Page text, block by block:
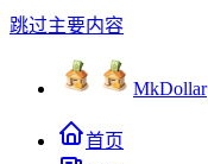
跳过主要内容
MkDollar
首页